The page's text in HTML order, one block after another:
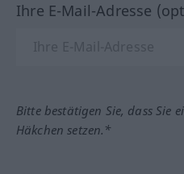
Ihre E-Mail-Adresse
Bitte bestätigen Sie, dass Sie
Häkchen setzen.*